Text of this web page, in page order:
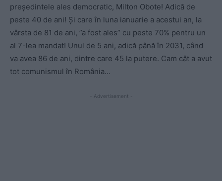
președintele ales democratic, Milton Obote! Adică de
peste 40 de ani! Și care în luna ianuarie a acestui an, la
vârsta de 81 de ani, ”a fost ales” cu peste 70% pentru un
al 7-lea mandat! Unul de 5 ani, adică până în 2031, când
va avea 86 de ani, dintre care 45 la putere. Cam cât a avut
tot comunismul în România…
- Advertisement -